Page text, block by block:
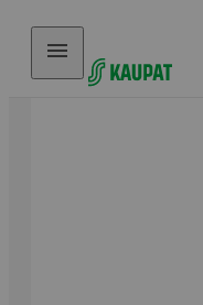
Hyppää sisältöön